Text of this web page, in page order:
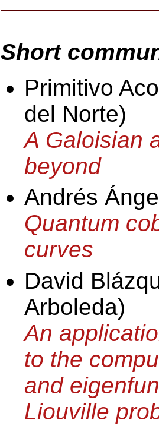
Short
Primitivo
del Norte)
A Galoisian
beyond
Andrés
Quantum
curves
David
Arboleda)
An
to the
and
Liouville